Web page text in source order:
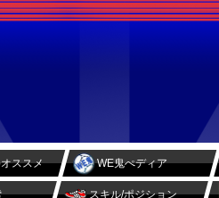
ススメ WE鬼ぺディア
スキル/ポジション